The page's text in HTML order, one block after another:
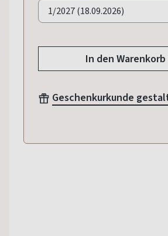
In den Warenkorb
Geschenkurkunde